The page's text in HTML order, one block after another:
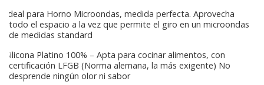
Ideal para Horno Microondas, medida perfecta. Aprovecha
todo el espacio a la vez que permite el giro en un microondas
de medidas standard
Silicona Platino 100% – Apta para cocinar alimentos, con
certificación LFGB (Norma alemana, la más exigente) No
desprende ningún olor ni sabor